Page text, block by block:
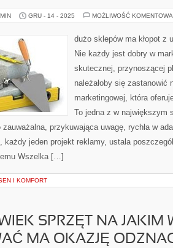
GRU - 14 - 2025 MOŻLIWOŚĆ
dużo sklepów ma kłopot z
Nie każdy jest dobry w
skutecznej, przynoszącej
należałoby się zastanowić
marketingowej, która
To jedna z w największym
zauważalna, przykuwająca uwagę, rychła w
każdy jeden projekt reklamy, ustala
Wszelka […]
I KOMFORT
SPRZĘT NA JAKIM
MA OKAZJĘ